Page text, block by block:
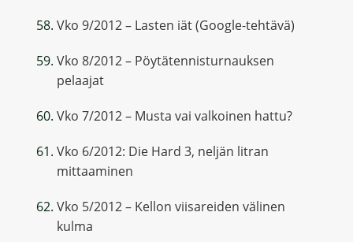
Vko 9/2012 – Lasten iät (Google-tehtävä)
Vko 8/2012 – Pöytätennisturnauksen
pelaajat
Vko 7/2012 – Musta vai valkoinen hattu?
Vko 6/2012: Die Hard 3, neljän litran
mittaaminen
Vko 5/2012 – Kellon viisareiden välinen
kulma